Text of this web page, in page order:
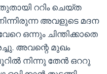
ററിം ചെയ്ത
അവളുടെ മദന
ഒന്നും ചിന്തിക്കാതെ
അവന്റെ മുഖം
നിന്നു തേൻ ഒററു